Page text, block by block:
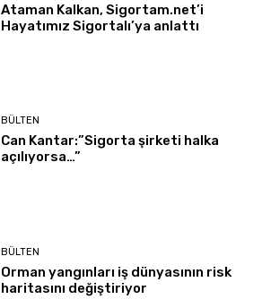
Ataman Kalkan, Sigortam.net’i
Hayatımız Sigortalı’ya anlattı
BÜLTEN
Can Kantar:”Sigorta şirketi halka
açılıyorsa…”
BÜLTEN
Orman yangınları iş dünyasının risk
haritasını değiştiriyor